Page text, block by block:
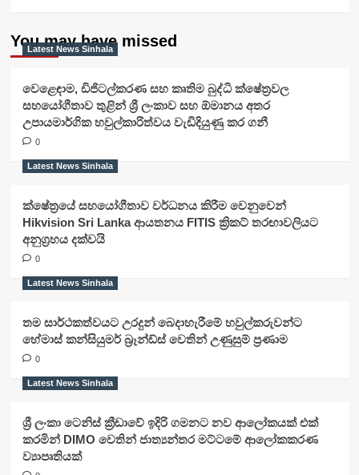
You may have missed
Latest News Sinhala
වෙළෙඳාම, ඩිජිටල්කරණ සහ කෘතිම බුද්ධි ක්ෂේත්‍රවල
සහයෝගීතාව තුළින් ශ්‍රී ලංකාව සහ ඕමානය අතර
උපායමාර්ගික හවුල්කාරිත්වය වැඩිදියුණු කර ගනී
0
Latest News Sinhala
ක්ෂේත්‍රයේ සහයෝගීතාව වර්ධනය කිරීම වෙනුවෙන්
Hikvision Sri Lanka ආයතනය FITIS ක්‍රිකට් තරඟාවලියට
අනුග්‍රහය දක්වයි
0
Latest News Sinhala
තම සාර්ථකත්වයට උරදුන් බෙදාහැරීමේ හවුල්කරුවන්ට
හේමාස් කන්සියුමර් බ්‍රෑන්ඩ්ස් වෙතින් උණුසුම් ප්‍රණාම
0
Latest News Sinhala
ශ්‍රී ලංකා ටෙනිස් ක්‍රීඩාවේ ඉදිරි ගමනට නව ආලෝකයක් එක්
කරමින් DIMO වෙතින් ජාත්‍යන්තර මට්ටමේ ආලෝකකරණ
ව්‍යාපෘතියක්